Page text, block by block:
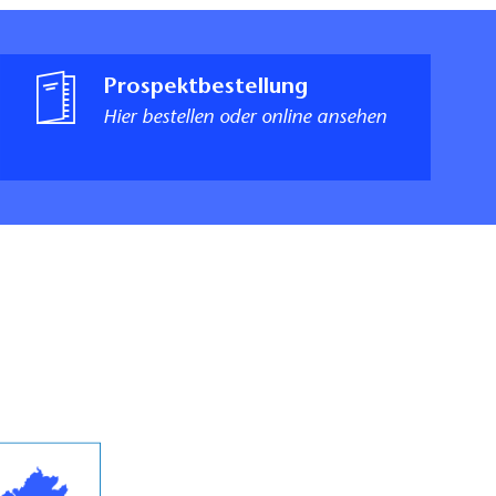
Prospektbestellung
Hier bestellen oder online ansehen